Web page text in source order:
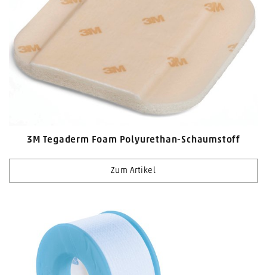
3M Tegaderm Foam Polyurethan-Schaumstoff
Zum Artikel